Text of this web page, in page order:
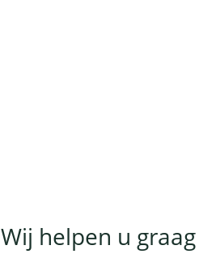
Wij helpen u graag